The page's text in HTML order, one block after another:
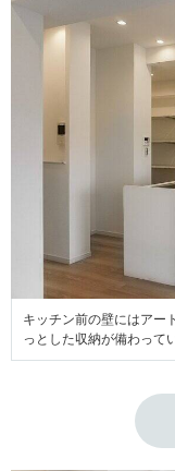
キッチン前の壁にはアー
っとした収納が備わって